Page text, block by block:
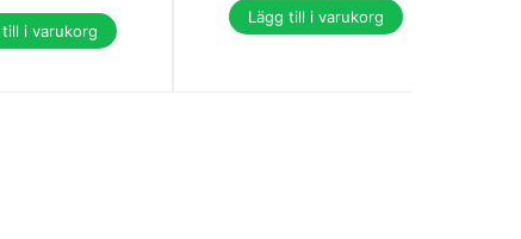
till i varukorg
Lägg till i varukorg